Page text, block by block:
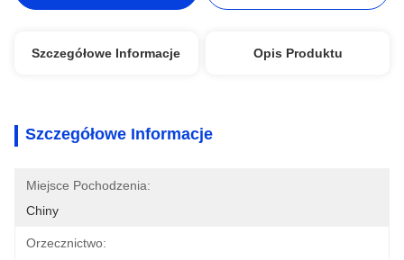
Szczegółowe Informacje Opis Produktu
Szczegółowe Informacje
Miejsce Pochodzenia:
Chiny
Orzecznictwo: